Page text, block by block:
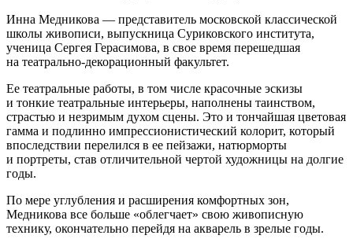
Инна Медникова — представитель московской классической
школы живописи, выпускница Суриковского института,
ученица Сергея Герасимова, в свое время перешедшая
на театрально-декорационный факультет.
Ее театральные работы, в том числе красочные эскизы
и тонкие театральные интерьеры, наполнены таинством,
страстью и незримым духом сцены. Это и тончайшая цветовая
гамма и подлинно импрессионистический колорит, который
впоследствии перелился в ее пейзажи, натюрморты
и портреты, став отличительной чертой художницы на долгие
годы.
По мере углубления и расширения комфортных зон,
Медникова все больше «облегчает» свою живописную
технику, окончательно перейдя на акварель в зрелые годы.